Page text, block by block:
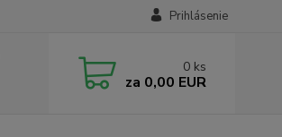
Prihlásenie
0 ks
za 0,00 EUR